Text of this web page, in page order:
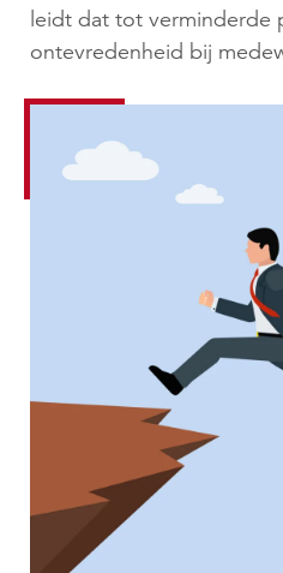
leidt dat tot verminderde
ontevredenheid bij